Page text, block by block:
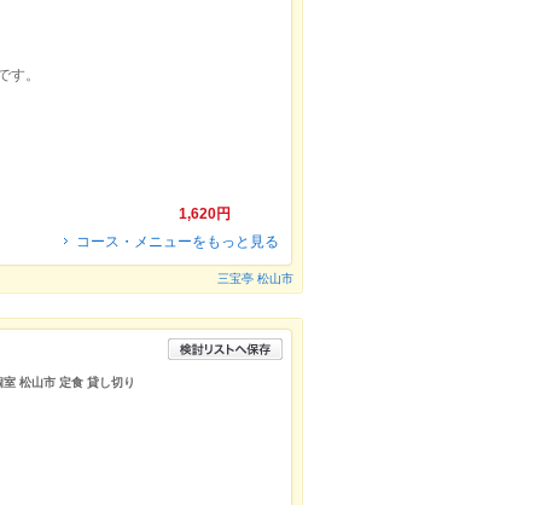
す。
1,620円
コース・メニューをもっと見る
三宝亭 松山市
松山市 定食 貸し切り